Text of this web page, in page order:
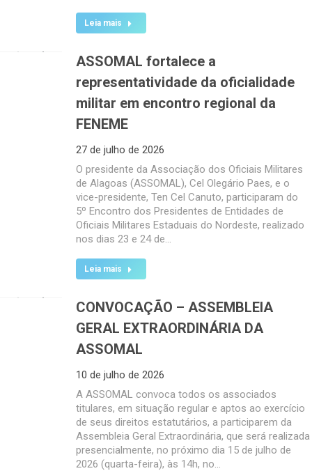
Leia mais
ASSOMAL fortalece a
representatividade da oficialidade
militar em encontro regional da
FENEME
27 de julho de 2026
O presidente da Associação dos Oficiais Militares
de Alagoas (ASSOMAL), Cel Olegário Paes, e o
vice-presidente, Ten Cel Canuto, participaram do
5º Encontro dos Presidentes de Entidades de
Oficiais Militares Estaduais do Nordeste, realizado
nos dias 23 e 24 de…
Leia mais
CONVOCAÇÃO – ASSEMBLEIA
GERAL EXTRAORDINÁRIA DA
ASSOMAL
10 de julho de 2026
A ASSOMAL convoca todos os associados
titulares, em situação regular e aptos ao exercício
de seus direitos estatutários, a participarem da
Assembleia Geral Extraordinária, que será realizada
presencialmente, no próximo dia 15 de julho de
2026 (quarta-feira), às 14h, no…